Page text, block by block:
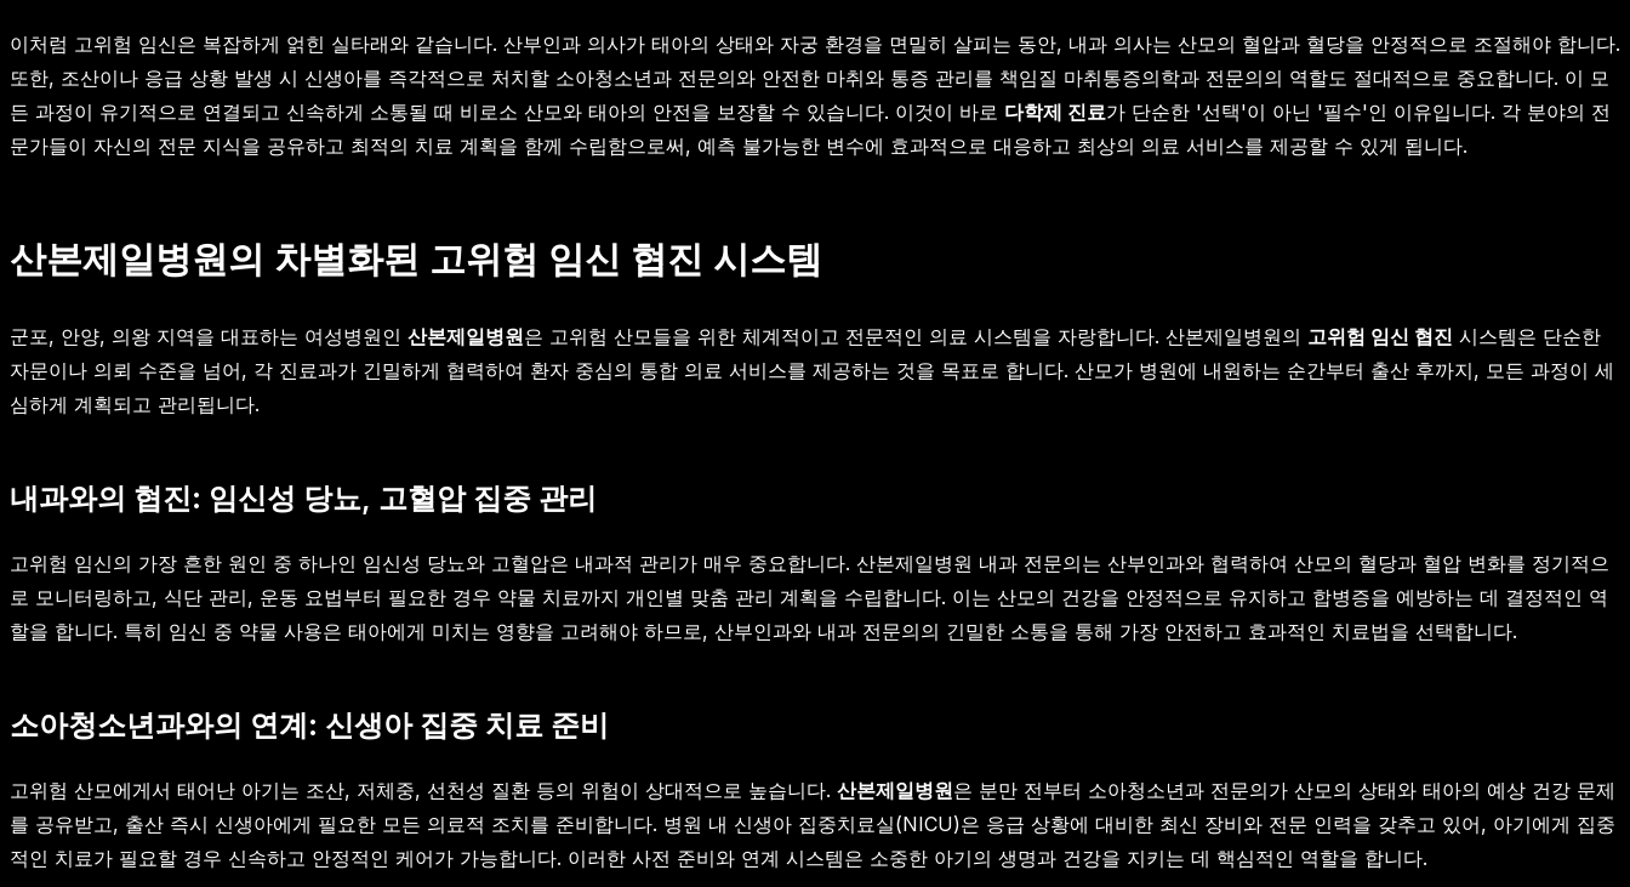
이처럼 고위험 임신은 복잡하게 얽힌 실타래와 같습니다. 산부인과 의사가 태아의 상태와 자궁 환경을 면밀히 살피는 동안, 내과 의사는 산모의 혈압과 혈당을 안정적으로 조절해야 합니다.
또한, 조산이나 응급 상황 발생 시 신생아를 즉각적으로 처치할 소아청소년과 전문의와 안전한 마취와 통증 관리를 책임질 마취통증의학과 전문의의 역할도 절대적으로 중요합니다. 이 모
든 과정이 유기적으로 연결되고 신속하게 소통될 때 비로소 산모와 태아의 안전을 보장할 수 있습니다. 이것이 바로 다학제 진료가 단순한 '선택'이 아닌 '필수'인 이유입니다. 각 분야의 전
문가들이 자신의 전문 지식을 공유하고 최적의 치료 계획을 함께 수립함으로써, 예측 불가능한 변수에 효과적으로 대응하고 최상의 의료 서비스를 제공할 수 있게 됩니다.
산본제일병원의 차별화된 고위험 임신 협진 시스템
군포, 안양, 의왕 지역을 대표하는 여성병원인 산본제일병원은 고위험 산모들을 위한 체계적이고 전문적인 의료 시스템을 자랑합니다. 산본제일병원의 고위험 임신 협진 시스템은 단순한
자문이나 의뢰 수준을 넘어, 각 진료과가 긴밀하게 협력하여 환자 중심의 통합 의료 서비스를 제공하는 것을 목표로 합니다. 산모가 병원에 내원하는 순간부터 출산 후까지, 모든 과정이 세
심하게 계획되고 관리됩니다.
내과와의 협진: 임신성 당뇨, 고혈압 집중 관리
고위험 임신의 가장 흔한 원인 중 하나인 임신성 당뇨와 고혈압은 내과적 관리가 매우 중요합니다. 산본제일병원 내과 전문의는 산부인과와 협력하여 산모의 혈당과 혈압 변화를 정기적으
로 모니터링하고, 식단 관리, 운동 요법부터 필요한 경우 약물 치료까지 개인별 맞춤 관리 계획을 수립합니다. 이는 산모의 건강을 안정적으로 유지하고 합병증을 예방하는 데 결정적인 역
할을 합니다. 특히 임신 중 약물 사용은 태아에게 미치는 영향을 고려해야 하므로, 산부인과와 내과 전문의의 긴밀한 소통을 통해 가장 안전하고 효과적인 치료법을 선택합니다.
소아청소년과와의 연계: 신생아 집중 치료 준비
고위험 산모에게서 태어난 아기는 조산, 저체중, 선천성 질환 등의 위험이 상대적으로 높습니다. 산본제일병원은 분만 전부터 소아청소년과 전문의가 산모의 상태와 태아의 예상 건강 문제
를 공유받고, 출산 즉시 신생아에게 필요한 모든 의료적 조치를 준비합니다. 병원 내 신생아 집중치료실(NICU)은 응급 상황에 대비한 최신 장비와 전문 인력을 갖추고 있어, 아기에게 집중
적인 치료가 필요할 경우 신속하고 안정적인 케어가 가능합니다. 이러한 사전 준비와 연계 시스템은 소중한 아기의 생명과 건강을 지키는 데 핵심적인 역할을 합니다.